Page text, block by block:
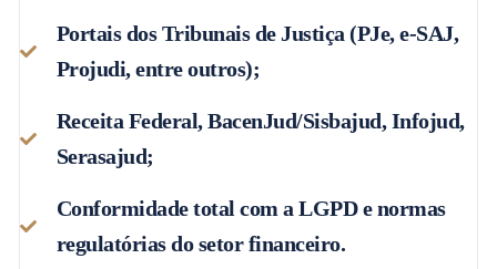
Portais dos Tribunais de Justiça (PJe, e-SAJ,
Projudi, entre outros);
Receita Federal, BacenJud/Sisbajud, Infojud,
Serasajud;
Conformidade total com a LGPD e normas
regulatórias do setor financeiro.